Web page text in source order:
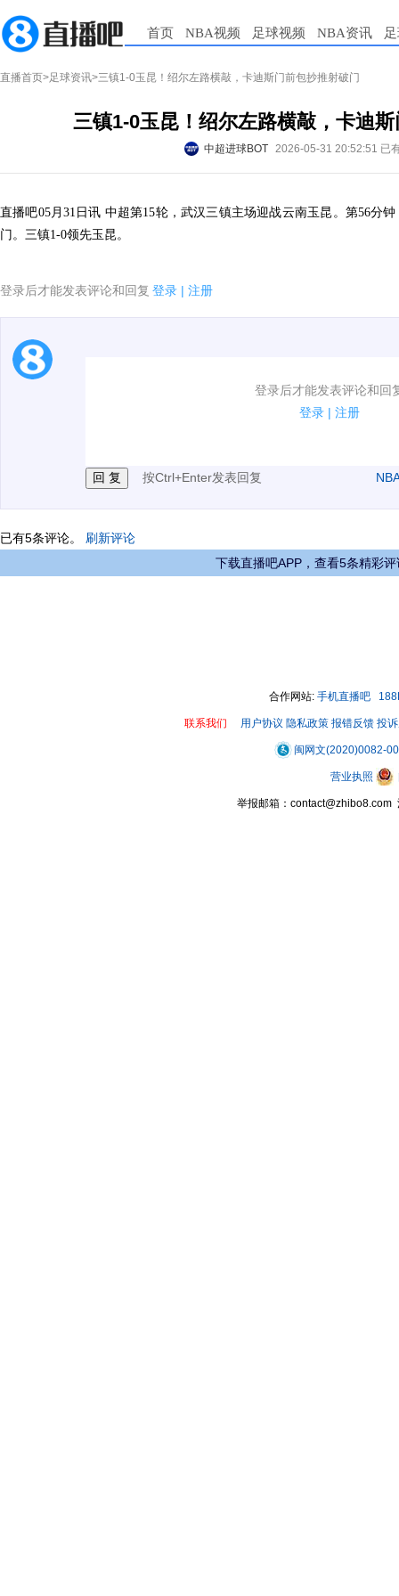
首页 NBA视频 足球视频 NBA资讯
直播首页>足球资讯>三镇1-0玉昆！绍尔左路横敲，卡迪斯门前包抄推射破门
三镇1-0玉昆！绍尔左路横敲，卡迪
中超进球BOT 2026-05-31 20:52:51 已
直播吧05月31日讯 中超第15轮，武汉三镇主场迎战云南玉昆。第56分
门。三镇1-0领先玉昆。
登录后才能发表评论和回复 登录 | 注册
登录后才能发表评论和回
登录 | 注册
1.电脑端新用户可以发表评论了！
按Ctrl+Enter发表回复
已有5条评论。 刷新评论
下载直播吧APP，查看5条精彩评
合作网站: 手机直播吧
联系我们 用户协议 隐私政策 报错反馈 投
闽网文(2020)0082-
营业执照
举报邮箱：